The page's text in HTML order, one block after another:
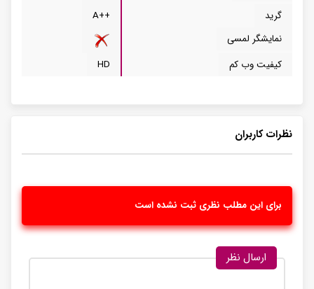
گرید
++A
نمایشگر لمسی
کیفیت وب کم
HD
نظرات کاربران
برای این مطلب نظری ثبت نشده است
ارسال نظر